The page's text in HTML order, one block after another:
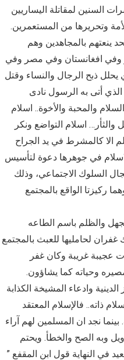
السنين لمقاتلة اليساريين
وتحريرها من المستعمرين.
ينعتهم بالمجاهدين وهم
وفي افغانستان وفي مصر وفي
يحلل ذبح الرجال والنساء وقتل
الذي أتى به الرسول نادى
والمحبة والأخوة.. اسلام
اسلام التواضع ونكر
الا كالمشرط في يد الجراح
في جوهرها دعوة لتأسيس
السلوك الاجتماعي، وذلك
ركيزتا الواقع بالمجتمع
والظلم باسم الطاعه
لحامليها للعبث بالمجتمع
عجيبة غريبة وكان غفر
وحياته كما يشاؤون.
ذاته.. فالإسلام المعتقد
نجد ان المسلمين لهم آراء
وبه الصح والخطأ. ويحتم
في النهاية قول ابن المقفع ”